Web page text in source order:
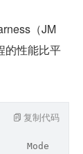
（JM
的性能比平
Mode
复制代码